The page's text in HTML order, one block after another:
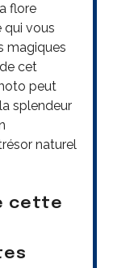
flore
qui vous
magiques
cet
peut
splendeur
naturel
cette